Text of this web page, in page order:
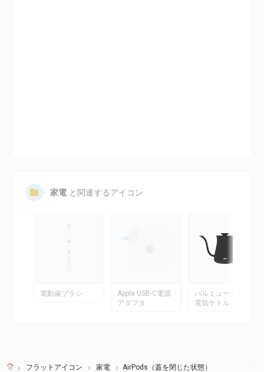
家電 と関連するアイコン
電動歯ブラシ
Apple USB-C電源
アダプタ
バルミューダ風
電気ケトル
フラットアイコン 家電 AirPods（蓋を閉じた状態）